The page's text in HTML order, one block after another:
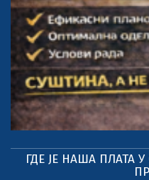
ГДЕ ЈЕ НАША ПЛАТА